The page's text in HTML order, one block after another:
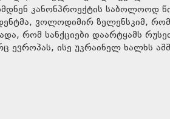
კანონპროექტის საბოლოოდ
ვოლოდიმირ ზელენსკიმ,
რომ სანქციები დაარტყამს
ევროპას, ისე უკრაინელ ხალხს